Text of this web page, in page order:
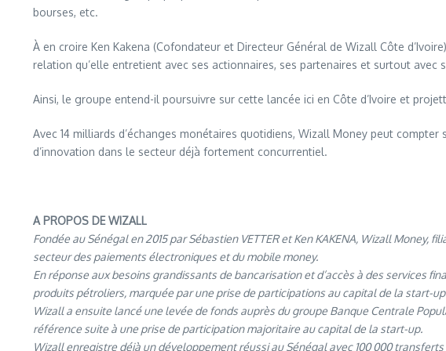
bourses, etc.
À en croire Ken Kakena (Cofondateur et Directeur Général de Wizall Côte
relation qu’elle entretient avec ses actionnaires, ses partenaires et surtout avec
Ainsi, le groupe entend-il poursuivre sur cette lancée ici en Côte d’Ivoire et
Avec 14 milliards d’échanges monétaires quotidiens, Wizall Money peut compter
d’innovation dans le secteur déjà fortement concurrentiel.
A PROPOS DE WIZALL
Fondée au Sénégal en 2015 par Sébastien VETTER et Ken KAKENA, Wizall
secteur des paiements électroniques et du mobile money.
En réponse aux besoins grandissants de bancarisation et d’accès à des services
produits pétroliers, marquée par une prise de participations au capital de la start-
Wizall a ensuite lancé une levée de fonds auprès du groupe Banque Centrale
référence suite à une prise de participation majoritaire au capital de la start-up.
Wizall enregistre déjà un développement réussi au Sénégal avec 100 000